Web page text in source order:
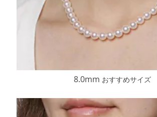
8.0mm おすすめサイズ